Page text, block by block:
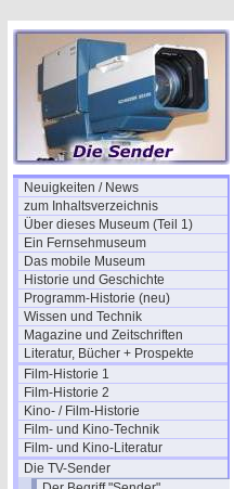
Neuigkeiten / News
zum Inhaltsverzeichnis
Über dieses Museum (Teil 1)
Ein Fernsehmuseum
Das mobile Museum
Historie und Geschichte
Programm-Historie (neu)
Wissen und Technik
Magazine und Zeitschriften
Literatur, Bücher + Prospekte
Film-Historie 1
Film-Historie 2
Kino- / Film-Historie
Film- und Kino-Technik
Film- und Kino-Literatur
Die TV-Sender